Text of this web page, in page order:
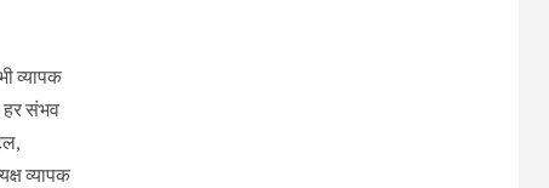
व्यापक
हर संभव
व्यापक